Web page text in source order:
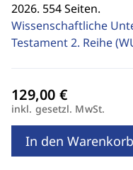
2026. 554 Seiten.
Wissenschaftliche
Testament 2. Reihe
inkl. gesetzl. MwSt.
In den Warenkorb